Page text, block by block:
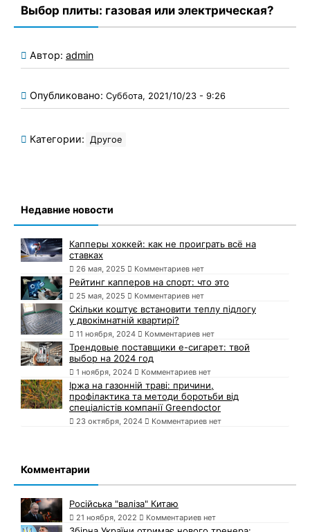
Выбор плиты: газовая или электрическая?
Автор: admin
Опубликовано: Суббота, 2021/10/23 - 9:26
Категории: Другое
Недавние новости
Капперы хоккей: как не проиграть всё на
ставках
26 мая, 2025 Комментариев нет
Рейтинг капперов на спорт: что это
25 мая, 2025 Комментариев нет
Скільки коштує встановити теплу підлогу
у двокімнатній квартирі?
11 ноября, 2024 Комментариев нет
Трендовые поставщики e-сигарет: твой
выбор на 2024 год
1 ноября, 2024 Комментариев нет
Іржа на газонній траві: причини,
профілактика та методи боротьби від
спеціалістів компанії Greendoctor
23 октября, 2024 Комментариев нет
Комментарии
Російська "валіза" Китаю
21 ноября, 2022 Комментариев нет